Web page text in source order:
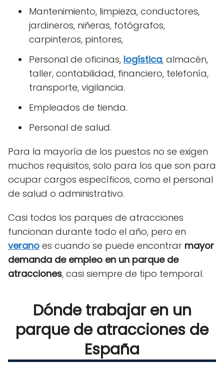
Mantenimiento, limpieza, conductores,
jardineros, niñeras, fotógrafos,
carpinteros, pintores,
Personal de oficinas, logística, almacén,
taller, contabilidad, financiero, telefonía,
transporte, vigilancia.
Empleados de tienda.
Personal de salud.
Para la mayoría de los puestos no se exigen
muchos requisitos, solo para los que son para
ocupar cargos específicos, como el personal
de salud o administrativo.
Casi todos los parques de atracciones
funcionan durante todo el año, pero en
verano es cuando se puede encontrar mayor
demanda de empleo en un parque de
atracciones, casi siempre de tipo temporal.
Dónde trabajar en un
parque de atracciones de
España